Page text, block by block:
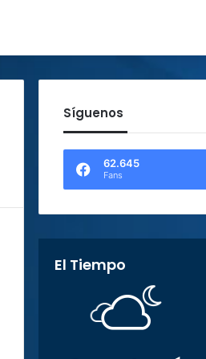
Síguenos
62.645
Fans
El Tiempo